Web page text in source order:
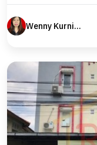
Wenny Kurniawati